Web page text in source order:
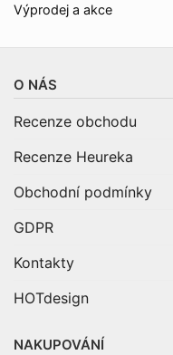
Výprodej a akce
O NÁS
Recenze obchodu
Recenze Heureka
Obchodní podmínky
GDPR
Kontakty
HOTdesign
NAKUPOVÁNÍ